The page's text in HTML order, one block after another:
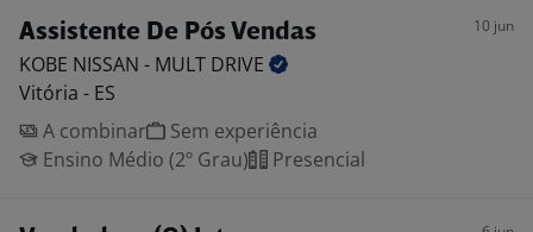
Assistente De Pós Vendas 10 jun
KOBE NISSAN - MULT DRIVE
Vitória - ES
A combinar
Sem experiência
Ensino Médio (2º Grau)
Presencial